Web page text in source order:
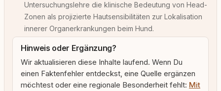
Untersuchungslehre die klinische Bedeutung von Head-
Zonen als projizierte Hautsensibilitäten zur Lokalisation
innerer Organerkrankungen beim Hund.
Hinweis oder Ergänzung?
Wir aktualisieren diese Inhalte laufend. Wenn Du
einen Faktenfehler entdeckst, eine Quelle ergänzen
möchtest oder eine regionale Besonderheit fehlt: Mit